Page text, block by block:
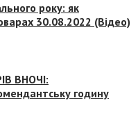
року: як
30.08.2022 (Відео)
ВНОЧІ:
годину